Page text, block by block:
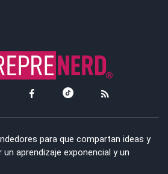
para que compartan ideas y
aprendizaje exponencial y un